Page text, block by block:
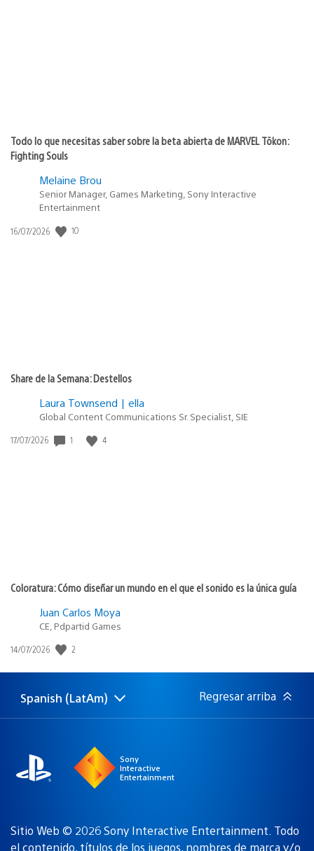
Todo lo que necesitas saber sobre la beta abierta de MARVEL Tōkon:
Fighting Souls
Melaine Brou
Senior Manager, Games Marketing, Sony Interactive
Entertainment
Fecha
16/07/2026 10
Share de la Semana: Destellos
Laura Townsend | ella
Global Content Communications Sr. Specialist, SIE
Fecha
17/07/2026 1 4
Coloratura: Cómo diseñar un mundo en el que el sonido es la única guía
Juan Carlos Moya
CE, Pdpartid Games
Fecha
publicación:
14/07/2026 2
Elige
Región
Spanish (LatAm) Regresar arriba
Sony
Interactive
Entertainment
Sitio Web © 2026 Sony Interactive Entertainment. Todo
el contenido, títulos de los juegos, nombres de marca y/o